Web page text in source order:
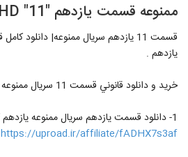
ممنوعه قسمت یازدهم "11" HD
يازدهم .
خريد و دانلود قانوني قسمت 11 سريال ممنوعه قسمت يازدهم در زير
1- دانلود قسمت يازدهم سريال ممنوعه يازدهم کيفيت 480 :
https://uproad.ir/affiliate/fADHX7s3af